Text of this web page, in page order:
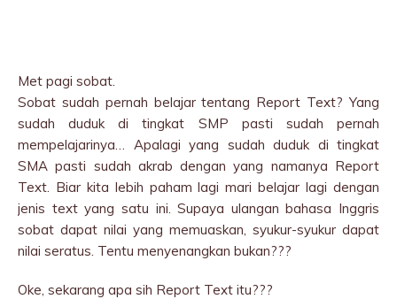
Met pagi sobat.
Sobat sudah pernah belajar tentang Report Text? Yang
sudah duduk di tingkat SMP pasti sudah pernah
mempelajarinya… Apalagi yang sudah duduk di tingkat
SMA pasti sudah akrab dengan yang namanya Report
Text. Biar kita lebih paham lagi mari belajar lagi dengan
jenis text yang satu ini. Supaya ulangan bahasa Inggris
sobat dapat nilai yang memuaskan, syukur-syukur dapat
nilai seratus. Tentu menyenangkan bukan???
Oke, sekarang apa sih Report Text itu???